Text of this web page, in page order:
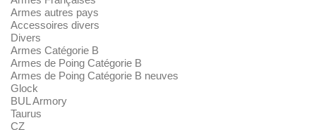
Armes autres pays
Accessoires divers
Divers
Armes Catégorie B
Armes de Poing Catégorie B
Armes de Poing Catégorie B neuves
Glock
BUL Armory
Taurus
CZ